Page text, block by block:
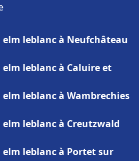
leblanc à Neufchâteau
leblanc à Caluire et
leblanc à Wambrechies
leblanc à Creutzwald
leblanc à Portet sur